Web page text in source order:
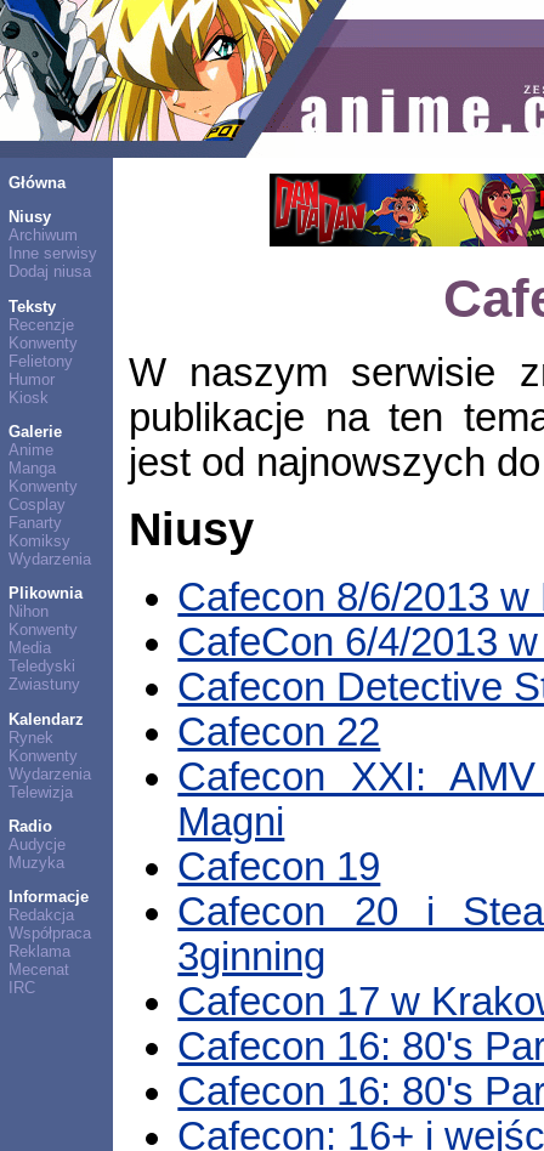
Główna
Niusy
Archiwum
Inne serwisy
Dodaj niusa
Teksty
Recenzje
Konwenty
Felietony
Humor
Kiosk
Galerie
Anime
Manga
Konwenty
Cosplay
Fanarty
Komiksy
Wydarzenia
Plikownia
Nihon
Konwenty
Media
Teledyski
Zwiastuny
Kalendarz
Rynek
Konwenty
Wydarzenia
Telewizja
Radio
Audycje
Muzyka
Informacje
Redakcja
Współpraca
Reklama
Mecenat
IRC
W naszym serwisie
publikacje na ten
jest od najnowszych
Niusy
Cafecon 8/6/2013 w
CafeCon 6/4/2013
Cafecon Detective
Cafecon 22
Cafecon XXI:
Magni
Cafecon 19
Cafecon 20 i
3ginning
Cafecon 17 w
Cafecon 16: 80's
Cafecon 16: 80's
Cafecon: 16+ i